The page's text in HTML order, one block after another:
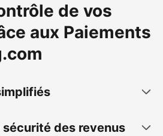
de vos
aux Paiements
des revenus